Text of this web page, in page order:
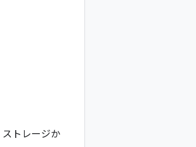
ストレージか